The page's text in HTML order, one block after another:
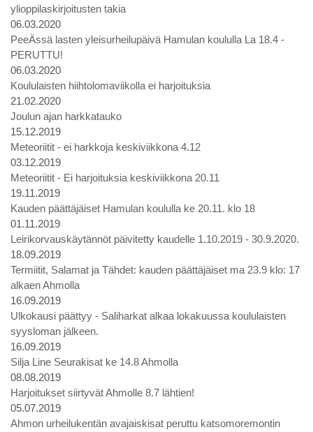
ylioppilaskirjoitusten takia
06.03.2020
PeeÄssä lasten yleisurheilupäivä Hamulan koululla La 18.4 -
PERUTTU!
06.03.2020
Koululaisten hiihtolomaviikolla ei harjoituksia
21.02.2020
Joulun ajan harkkatauko
15.12.2019
Meteoriitit - ei harkkoja keskiviikkona 4.12
03.12.2019
Meteoriitit - Ei harjoituksia keskiviikkona 20.11
19.11.2019
Kauden päättäjäiset Hamulan koululla ke 20.11. klo 18
01.11.2019
Leirikorvauskäytännöt päivitetty kaudelle 1.10.2019 - 30.9.2020.
18.09.2019
Termiitit, Salamat ja Tähdet: kauden päättäjäiset ma 23.9 klo: 17
alkaen Ahmolla
16.09.2019
Ulkokausi päättyy - Saliharkat alkaa lokakuussa koululaisten
syysloman jälkeen.
16.09.2019
Silja Line Seurakisat ke 14.8 Ahmolla
08.08.2019
Harjoitukset siirtyvät Ahmolle 8.7 lähtien!
05.07.2019
Ahmon urheilukentän avajaiskisat peruttu katsomoremontin